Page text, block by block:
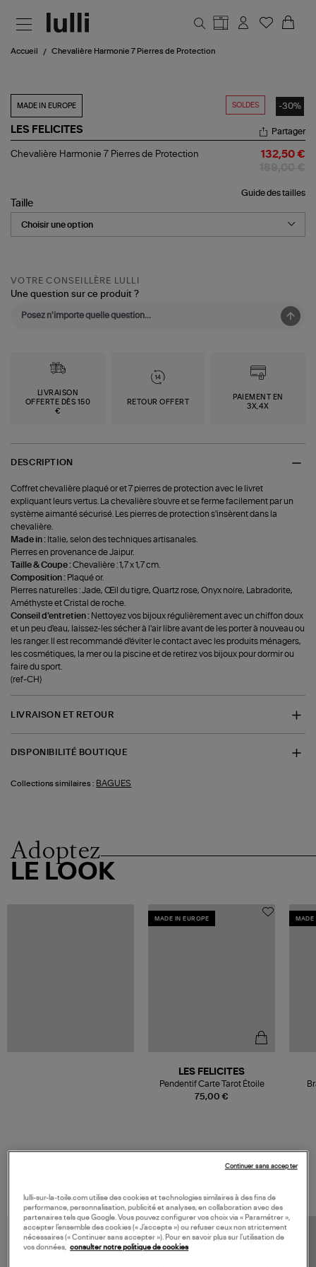
Accueil Chevalière Harmonie 7 Pierres de Protection
SOLDES -30%
MADE IN EUROPE
LES FELICITES
Chevalière
de
Protection
Partager
Chevalière Harmonie 7 Pierres de Protection 132,50 €
Guide des tailles
Taille
VOTRE CONSEILLÈRE LULLI
Une question sur ce produit ?
LIVRAISON
OFFERTE DÈS 150
€
RETOUR OFFERT
PAIEMENT EN
3X,4X
DESCRIPTION
Coffret chevalière plaqué or et 7 pierres de protection avec le livret
expliquant leurs vertus. La chevalière s'ouvre et se ferme facilement par un
système aimanté sécurisé. Les pierres de protection s'insèrent dans la
chevalière.
Made in : Italie, selon des techniques artisanales.
Pierres en provenance de Jaipur.
Taille & Coupe :Chevalière : 1,7 x 1,7 cm.
Composition : Plaqué or.
Pierres naturelles : Jade, Œil du tigre, Quartz rose, Onyx noire, Labradorite,
Améthyste et Cristal de roche.
Conseil d'entretien : Nettoyez vos bijoux régulièrement avec un chiffon doux
et un peu d'eau, laissez-les sécher à l'air libre avant de les porter à nouveau ou
les ranger. Il est recommandé d'éviter le contact avec les produits ménagers,
les cosmétiques, la mer ou la piscine et de retirez vos bijoux pour dormir ou
faire du sport.
(ref-CH)
LIVRAISON ET RETOUR
DISPONIBILITÉ BOUTIQUE
Collections similaires : BAGUES
Adoptez
LE LOOK
MADE IN EUROPE
75,00 €
LES FELICITES
Pendentif Carte Tarot Étoile
MADE
lulli-sur-la-toile.com utilise des cookies et technologies similaires à des fins de
performance, personnalisation, publicité et analyses, en collaboration avec des
partenaires tels que Google. Vous pouvez configurer vos choix via « Paramétrer »,
accepter l’ensemble des cookies (« J’accepte ») ou refuser ceux non strictement
nécessaires (« Continuer sans accepter »). Pour en savoir plus sur l’utilisation de
vos données, consulter notre politique de cookies
Continuer sans accepter